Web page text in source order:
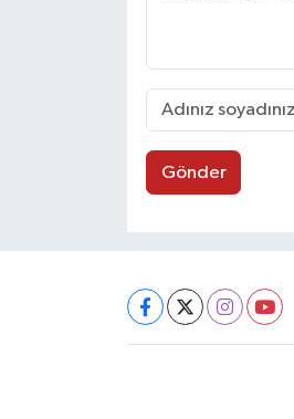
Gönder